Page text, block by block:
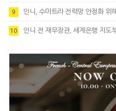
9 인니, 수마트라 전력망 안정화 위
10 인니 전 재무장관, 세계은행 지도